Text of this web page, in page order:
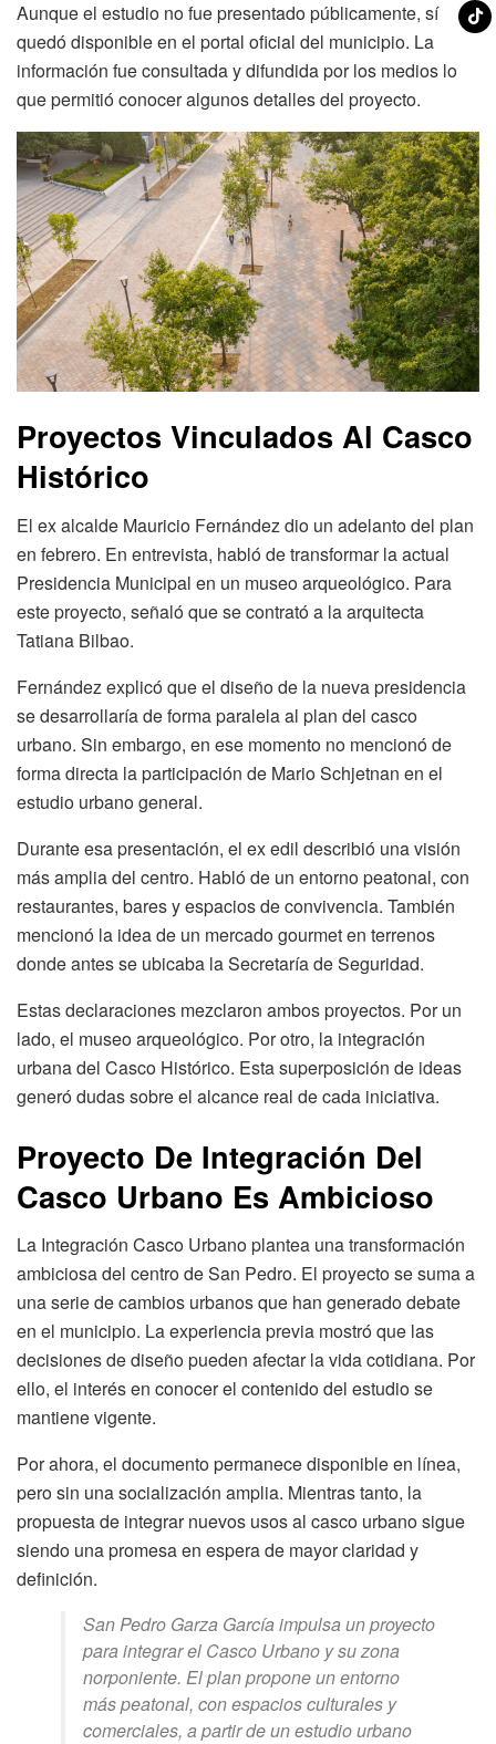
Aunque el estudio no fue presentado públicamente, sí
quedó disponible en el portal oficial del municipio. La
información fue consultada y difundida por los medios lo
que permitió conocer algunos detalles del proyecto.
Proyectos Vinculados Al Casco
Histórico
El ex alcalde Mauricio Fernández dio un adelanto del plan
en febrero. En entrevista, habló de transformar la actual
Presidencia Municipal en un museo arqueológico. Para
este proyecto, señaló que se contrató a la arquitecta
Tatiana Bilbao.
Fernández explicó que el diseño de la nueva presidencia
se desarrollaría de forma paralela al plan del casco
urbano. Sin embargo, en ese momento no mencionó de
forma directa la participación de Mario Schjetnan en el
estudio urbano general.
Durante esa presentación, el ex edil describió una visión
más amplia del centro. Habló de un entorno peatonal, con
restaurantes, bares y espacios de convivencia. También
mencionó la idea de un mercado gourmet en terrenos
donde antes se ubicaba la Secretaría de Seguridad.
Estas declaraciones mezclaron ambos proyectos. Por un
lado, el museo arqueológico. Por otro, la integración
urbana del Casco Histórico. Esta superposición de ideas
generó dudas sobre el alcance real de cada iniciativa.
Proyecto De Integración Del
Casco Urbano Es Ambicioso
La Integración Casco Urbano plantea una transformación
ambiciosa del centro de San Pedro. El proyecto se suma a
una serie de cambios urbanos que han generado debate
en el municipio. La experiencia previa mostró que las
decisiones de diseño pueden afectar la vida cotidiana. Por
ello, el interés en conocer el contenido del estudio se
mantiene vigente.
Por ahora, el documento permanece disponible en línea,
pero sin una socialización amplia. Mientras tanto, la
propuesta de integrar nuevos usos al casco urbano sigue
siendo una promesa en espera de mayor claridad y
definición.
San Pedro Garza García impulsa un proyecto
para integrar el Casco Urbano y su zona
norponiente. El plan propone un entorno
más peatonal, con espacios culturales y
comerciales, a partir de un estudio urbano